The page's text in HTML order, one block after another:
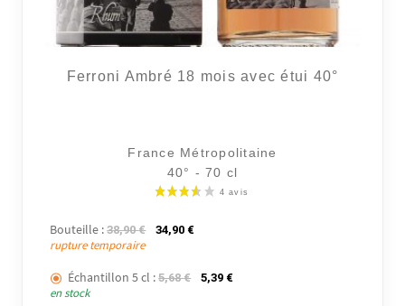
Ferroni Ambré 18 mois avec étui 40°
France Métropolitaine
40° - 70 cl
Bouteille : 38,90€ Le prix initial était : 38,90 €.
34,90 €Le prix actuel est : 34,90 €.
rupture temporaire
Échantillon 5 cl : 5,68€ Le prix initial était : 5,68 €.
5,39 €Le prix actuel est : 5,39 €.
en stock